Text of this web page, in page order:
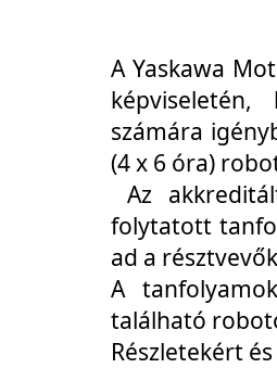
A Yaskawa
számára
(4 x 6 óra)
Az
folytatott
ad a
A
található
Részletekért